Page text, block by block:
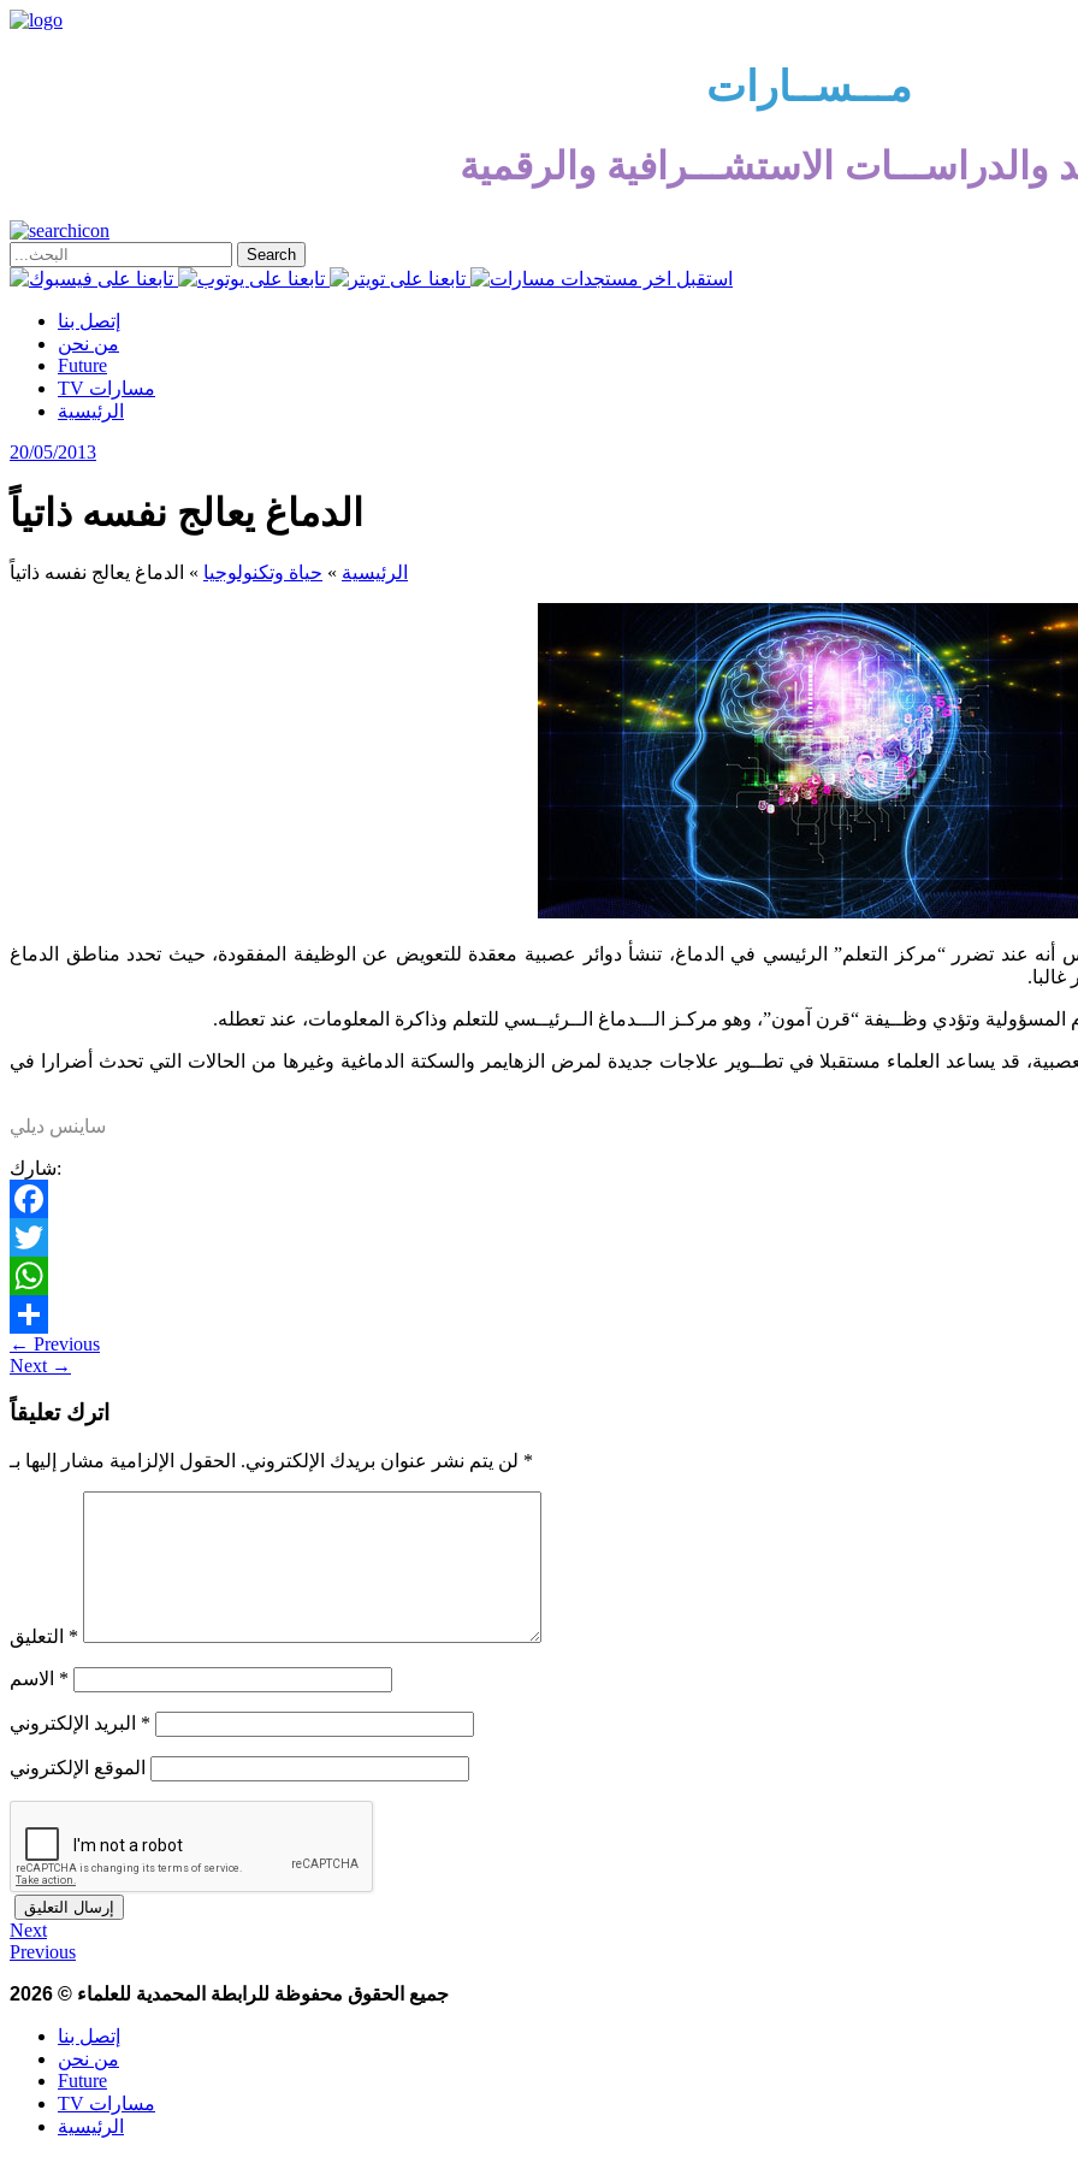
مـــســارات
والدراســـات الاستشـــرافية والرقمية
إتصل بنا
من نحن
Future
TV مسارات
الرئيسية
20/05/2013
الدماغ يعالج نفسه ذاتياً
الرئيسية » حياة وتكنولوجيا » الدماغ يعالج نفسه ذاتياً
أنه عند تضرر “مركز التعلم” الرئيسي في الدماغ، تنشأ دوائر عصبية معقدة للتعويض عن الوظيفة المفقودة، حيث تحدد مناطق الدماغ
وتؤدي وظــيفة “قرن آمون”، وهو مركـز الـــدماغ الــرئيــسي للتعلم وذاكرة المعلومات، عند تعطله.
قد يساعد العلماء مستقبلا في تطــوير علاجات جديدة لمرض الزهايمر والسكتة الدماغية وغيرها من الحالات التي تحدث أضرارا في
ساينس ديلي
شارك:
Facebook
Twitter
WhatsApp
Share
← Previous
Next →
اترك تعليقاً
لن يتم نشر عنوان بريدك الإلكتروني. *
*
*
*
الموقع الإلكتروني
Next
Previous
2026 © جميع الحقوق محفوظة للرابطة المحمدية للعلماء
إتصل بنا
من نحن
Future
TV مسارات
الرئيسية